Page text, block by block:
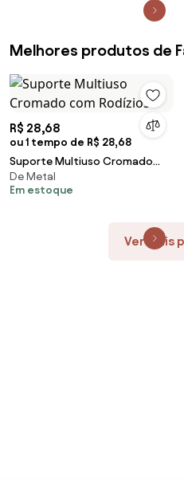
Melhores produtos de
R$ 28,68
ou 1 tempo de R$ 28,68
Suporte Multiuso Cromado
com Rodízios
De Metal
Em estoque
Ver mais